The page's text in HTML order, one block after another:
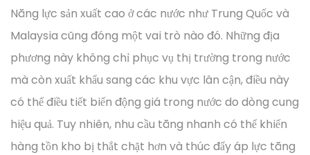
Năng lực sản xuất cao ở các nước như Trung Quốc và
Malaysia cũng đóng một vai trò nào đó. Những địa
phương này không chỉ phục vụ thị trường trong nước
mà còn xuất khẩu sang các khu vực lân cận, điều này
có thể điều tiết biến động giá trong nước do dòng cung
hiệu quả. Tuy nhiên, nhu cầu tăng nhanh có thể khiến
hàng tồn kho bị thắt chặt hơn và thúc đẩy áp lực tăng